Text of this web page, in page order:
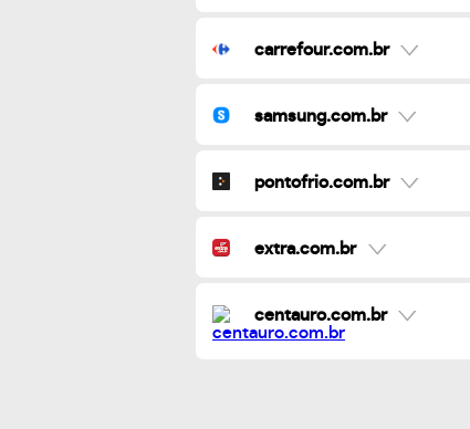
carrefour.com.br
samsung.com.br
pontofrio.com.br
extra.com.br
centauro.com.br